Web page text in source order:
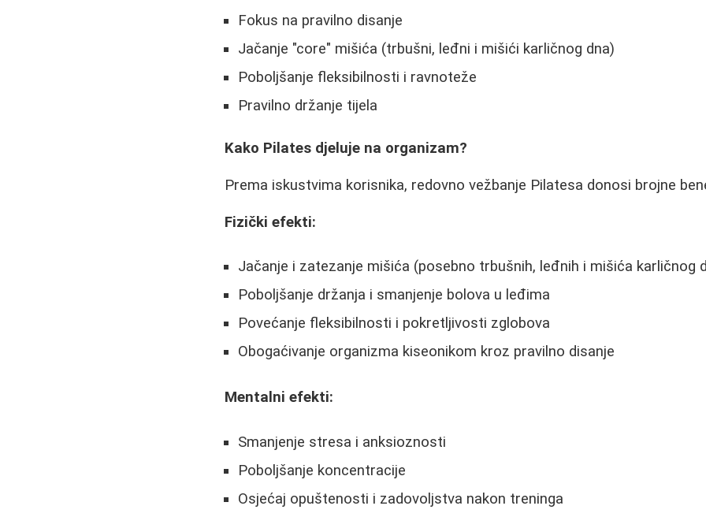
Fokus na pravilno disanje
Jačanje "core" mišića (trbušni, leđni i mišići karličnog dna)
Poboljšanje fleksibilnosti i ravnoteže
Pravilno držanje tijela
Kako Pilates djeluje na organizam?
Prema iskustvima korisnika, redovno vežbanje Pilatesa donosi brojne
Fizički efekti:
Jačanje i zatezanje mišića (posebno trbušnih, leđnih i mišića karličnog
Poboljšanje držanja i smanjenje bolova u leđima
Povećanje fleksibilnosti i pokretljivosti zglobova
Obogaćivanje organizma kiseonikom kroz pravilno disanje
Mentalni efekti:
Smanjenje stresa i anksioznosti
Poboljšanje koncentracije
Osjećaj opuštenosti i zadovoljstva nakon treninga